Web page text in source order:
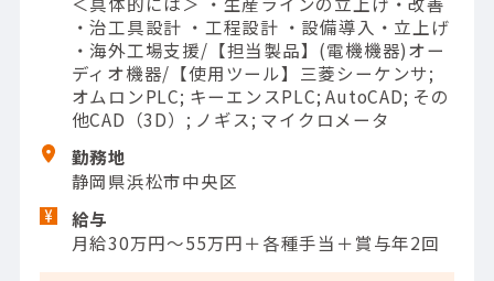
・治工具設計 ・工程設計 ・設備導入・立上げ
・海外工場支援/【担当製品】(電機機器)オー
ディオ機器/【使用ツール】三菱シーケンサ;
オムロンPLC; キーエンスPLC; AutoCAD; その
他CAD（3D）; ノギス; マイクロメータ
勤務地
静岡県浜松市中央区
給与
月給30万円～55万円＋各種手当＋賞与年2回